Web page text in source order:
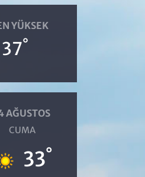
YÜKSEK
°
AĞUSTOS
CUMA
33°